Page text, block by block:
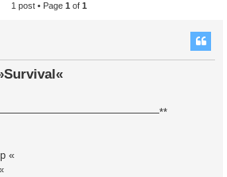
1 post • Page 1 of 1
«